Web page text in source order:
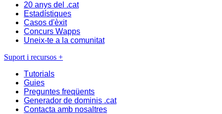
20 anys del .cat
Estadístiques
Casos d'èxit
Concurs Wapps
Uneix-te a la comunitat
Suport i recursos +
Tutorials
Guies
Preguntes freqüents
Generador de dominis .cat
Contacta amb nosaltres